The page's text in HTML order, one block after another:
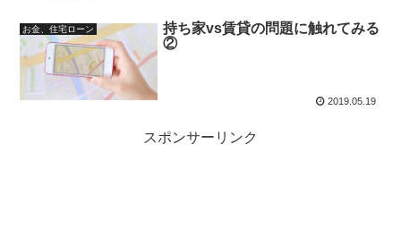
お金、住宅ローン
持ち家vs賃貸の問題に触れてみる
②
2019.05.19
スポンサーリンク